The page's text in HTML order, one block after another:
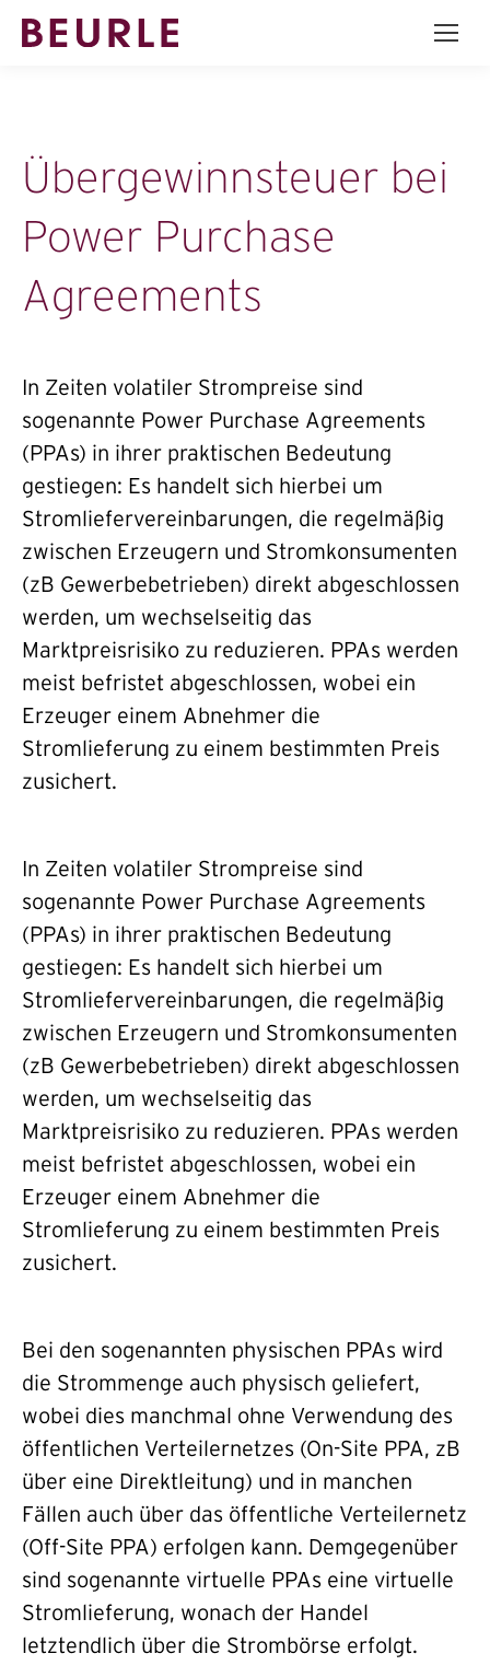
Übergewinnsteuer bei
Power Purchase
Agreements
In Zeiten volatiler Strompreise sind
sogenannte Power Purchase Agreements
(PPAs) in ihrer praktischen Bedeutung
gestiegen: Es handelt sich hierbei um
Stromliefervereinbarungen, die regelmäßig
zwischen Erzeugern und Stromkonsumenten
(zB Gewerbebetrieben) direkt abgeschlossen
werden, um wechselseitig das
Marktpreisrisiko zu reduzieren. PPAs werden
meist befristet abgeschlossen, wobei ein
Erzeuger einem Abnehmer die
Stromlieferung zu einem bestimmten Preis
zusichert.
In Zeiten volatiler Strompreise sind
sogenannte Power Purchase Agreements
(PPAs) in ihrer praktischen Bedeutung
gestiegen: Es handelt sich hierbei um
Stromliefervereinbarungen, die regelmäßig
zwischen Erzeugern und Stromkonsumenten
(zB Gewerbebetrieben) direkt abgeschlossen
werden, um wechselseitig das
Marktpreisrisiko zu reduzieren. PPAs werden
meist befristet abgeschlossen, wobei ein
Erzeuger einem Abnehmer die
Stromlieferung zu einem bestimmten Preis
zusichert.
Bei den sogenannten physischen PPAs wird
die Strommenge auch physisch geliefert,
wobei dies manchmal ohne Verwendung des
öffentlichen Verteilernetzes (On-Site PPA, zB
über eine Direktleitung) und in manchen
Fällen auch über das öffentliche Verteilernetz
(Off-Site PPA) erfolgen kann. Demgegenüber
sind sogenannte virtuelle PPAs eine virtuelle
Stromlieferung, wonach der Handel
letztendlich über die Strombörse erfolgt.